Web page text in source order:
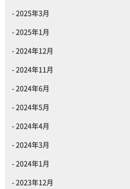
2025年3月
2025年1月
2024年12月
2024年11月
2024年6月
2024年5月
2024年4月
2024年3月
2024年1月
2023年12月